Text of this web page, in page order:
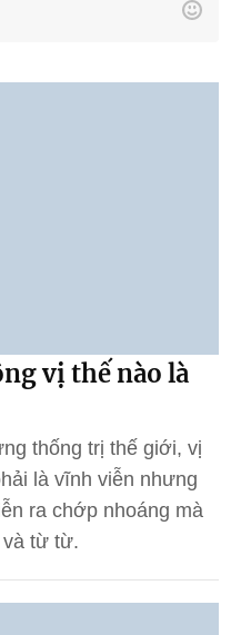
vị thế nào là
thống trị thế giới, vị
là vĩnh viễn nhưng
ra chớp nhoáng mà
và từ từ.